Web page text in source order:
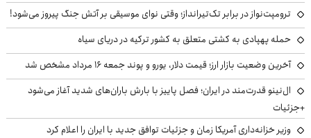
ترومپت‌نواز در برابر تک‌تیرانداز؛ وقتی نوای موسیقی بر آتش جنگ پیروز می‌شود!
حمله پهپادی به کشتی متعلق به کشور ترکیه در دریای سیاه
آخرین وضعیت بازار ارز؛ قیمت دلار، یورو و پوند جمعه ۱۶ مرداد مشخص شد
ال‌نینو قدرت‌مند در ایران؛ فصل پاییز با بارش باران‌های شدید آغاز می‌شود
+جزئیات
وزیر خزانه‌داری آمریکا زمان و جزئیات توافق جدید با ایران را اعلام کرد